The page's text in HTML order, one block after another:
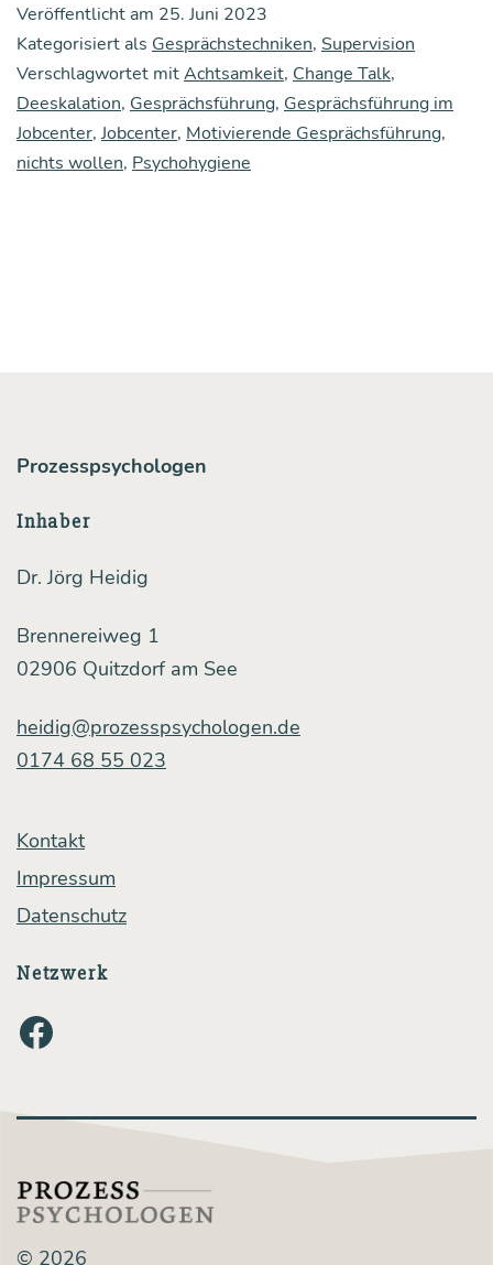
ne
und
Gesprächs­
füh­
Veröffentlicht am 25. Juni 2023
Kategorisiert als Gesprächstechniken, Supervision
Verschlagwortet mitAchtsamkeit, Change Talk,
Deeskalation, Gesprächsführung, Gesprächsführung im
Jobcenter, Jobcenter, Motivierende Gesprächsführung,
nichts wollen, Psychohygiene
Prozesspsychologen
Inhaber
Dr. Jörg Heidig
Brennereiweg 1
02906 Quitzdorf am See
heidig@prozesspsychologen.de
0174 68 55 023
Kontakt
Impressum
Datenschutz
Netzwerk
Facebook
© 2026